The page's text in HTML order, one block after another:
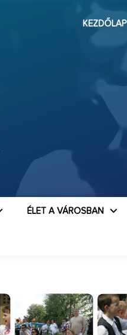
KEZDŐLAP
ÉLET A VÁROSBAN